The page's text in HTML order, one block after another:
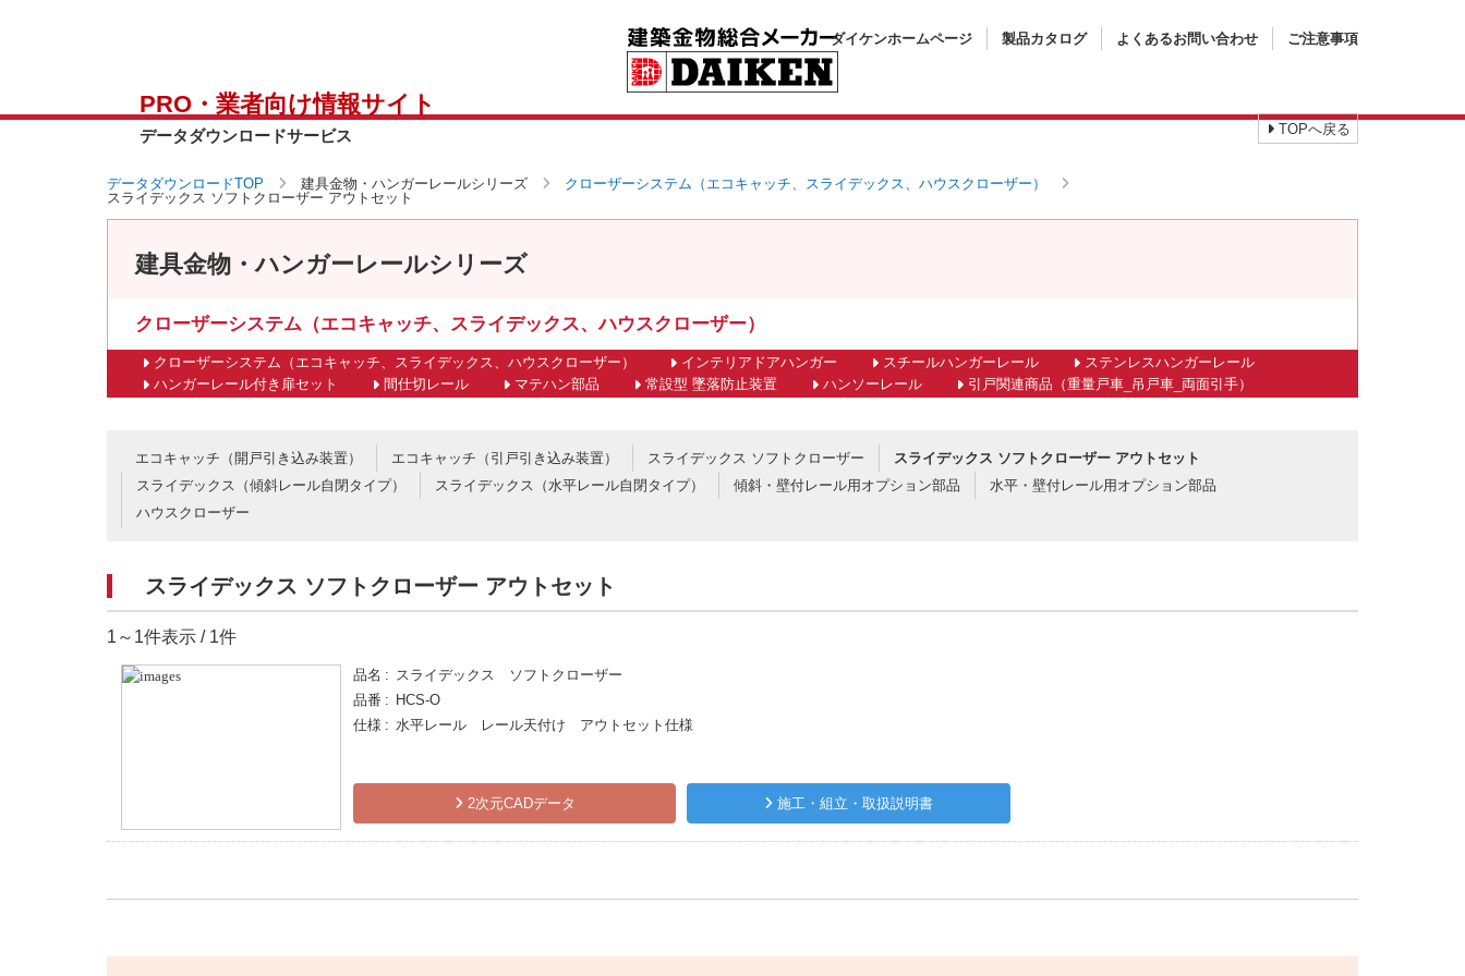
PRO・業者向け情報サイト
データダウンロードサービス
ダイケンホームページ 製品カタログ よくあるお問い合わせ ご注意事項
TOPへ戻る
データダウンロードTOP 建具金物・ハンガーレールシリーズ
クローザーシステム（エコキャッチ、スライデックス、ハウスクローザー）
スライデックス ソフトクローザー アウトセット
建具金物・ハンガーレールシリーズ
クローザーシステム（エコキャッチ、スライデックス、ハウスクローザー）
クローザーシステム（エコキャッチ、スライデックス、ハウスクローザー） インテリアドアハンガー スチールハンガーレール
ステンレスハンガーレール
ハンガーレール付き扉セット
間仕切レール マテハン部品 常設型 墜落防止装置 ハンソーレール 引戸関連商品（重量戸車_吊戸車_両面引手）
エコキャッチ（開戸引き込み装置） エコキャッチ（引戸引き込み装置） スライデックス ソフトクローザー
スライデックス ソフトクローザー アウトセット
スライデックス（傾斜レール自閉タイプ）
スライデックス（水平レール自閉タイプ） 傾斜・壁付レール用オプション部品
水平・壁付レール用オプション部品
ハウスクローザー
スライデックス ソフトクローザー アウトセット
1～1件表示 / 1件
品名
スライデックス ソフトクローザー
品番
HCS-O
仕様
水平レール レール天付け アウトセット仕様
2次元CADデータ 施工・組立・取扱説明書